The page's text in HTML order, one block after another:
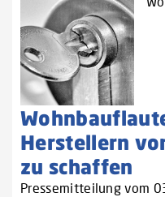
Herstellern
zu schaffen‌
Pressemitteilung vom